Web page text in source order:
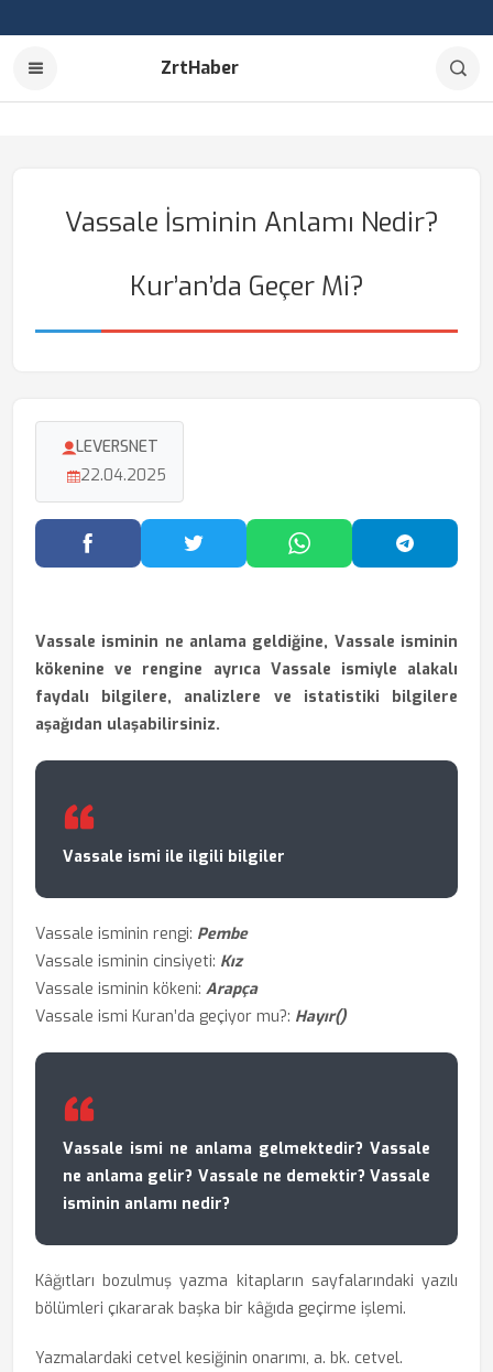
ZrtHaber
Vassale İsminin Anlamı Nedir?
Kur’an’da Geçer Mi?
LEVERSNET
22.04.2025
Facebook'ta PaylaşTwitter'da PaylaşWhatsApp'ta Paylaş
Vassale isminin ne anlama geldiğine, Vassale isminin
kökenine ve rengine ayrıca Vassale ismiyle alakalı
faydalı bilgilere, analizlere ve istatistiki bilgilere
aşağıdan ulaşabilirsiniz.
Vassale ismi ile ilgili bilgiler
Vassale isminin rengi: Pembe
Vassale isminin cinsiyeti: Kız
Vassale isminin kökeni: Arapça
Vassale ismi Kuran’da geçiyor mu?: Hayır()
Vassale ismi ne anlama gelmektedir? Vassale
ne anlama gelir? Vassale ne demektir? Vassale
isminin anlamı nedir?
Kâğıtları bozulmuş yazma kitapların sayfalarındaki yazılı
bölümleri çıkararak başka bir kâğıda geçirme işlemi.
Yazmalardaki cetvel kesiğinin onarımı, a. bk. cetvel.